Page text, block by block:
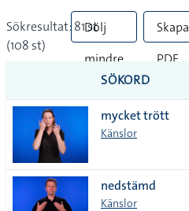
Sökresultat: 81 st
(108 st)
Dölj
mindre
tecken
Skapa
PDF
SÖKORD
mycket trött
Känslor
nedstämd
Känslor